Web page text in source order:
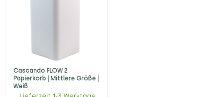
Cascando FLOW 2
Papierkorb | Mittlere Größe |
Weiß